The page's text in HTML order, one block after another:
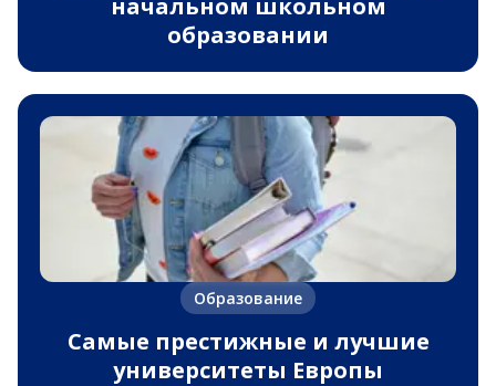
образовании
Образование
Самые престижные и лучшие
университеты Европы